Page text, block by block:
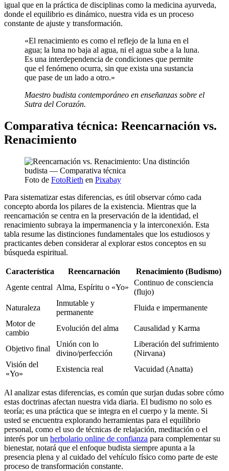
igual que en la práctica de disciplinas como la medicina ayurveda,
donde el equilibrio es dinámico, nuestra vida es un proceso
constante de ajuste y transformación.
«El renacimiento es como el reflejo de la luna en el
agua; la luna no baja al agua, ni el agua sube a la luna.
Es una interdependencia de condiciones que permite
que el fenómeno ocurra, sin que exista una sustancia
que pase de un lado a otro.»
Maestro budista contemporáneo en enseñanzas sobre el
Sutra del Corazón.
Comparativa técnica: Reencarnación vs.
Renacimiento
Foto de FotoRieth en Pixabay
Para sistematizar estas diferencias, es útil observar cómo cada
concepto aborda los pilares de la existencia. Mientras que la
reencarnación se centra en la preservación de la identidad, el
renacimiento subraya la impermanencia y la interconexión. Esta
tabla resume las distinciones fundamentales que los estudiosos y
practicantes deben considerar al explorar estos conceptos en su
búsqueda espiritual.
Característica Reencarnación
Renacimiento (Budismo)
Agente central Alma, Espíritu o «Yo»
Continuo de consciencia
(flujo)
Naturaleza
Inmutable y
permanente
Fluida e impermanente
Motor de
cambio
Evolución del alma Causalidad y Karma
Objetivo final
Unión con lo
divino/perfección
Liberación del sufrimiento
(Nirvana)
Visión del
«Yo»
Existencia real Vacuidad (Anatta)
Al analizar estas diferencias, es común que surjan dudas sobre cómo
estas doctrinas afectan nuestra vida diaria. El budismo no solo es
teoría; es una práctica que se integra en el cuerpo y la mente. Si
usted se encuentra explorando herramientas para el equilibrio
personal, como el uso de técnicas de relajación, meditación o el
interés por un herbolario online de confianza para complementar su
bienestar, notará que el enfoque budista siempre apunta a la
presencia plena y al cuidado del vehículo físico como parte de este
proceso de transformación constante.